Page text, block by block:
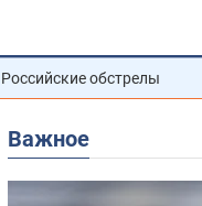
Российские обстрелы
Важное